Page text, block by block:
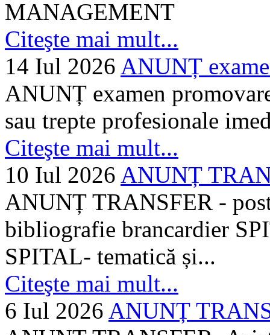
MANAGEMENT
Citeşte mai mult...
14 Iul 2026 ANUNȚ
ANUNȚ examen
sau trepte profesionale
Citeşte mai mult...
10 Iul 2026 ANUNȚ
ANUNȚ TRANSFER -
bibliografie brancardier
SPITAL- tematică și...
Citeşte mai mult...
6 Iul 2026 ANUNȚ